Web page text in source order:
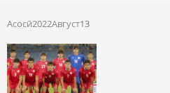
Асосӣ2022Август13